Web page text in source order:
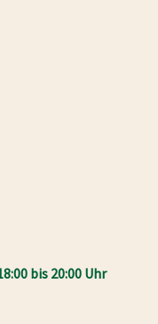
bis 20:00 Uhr